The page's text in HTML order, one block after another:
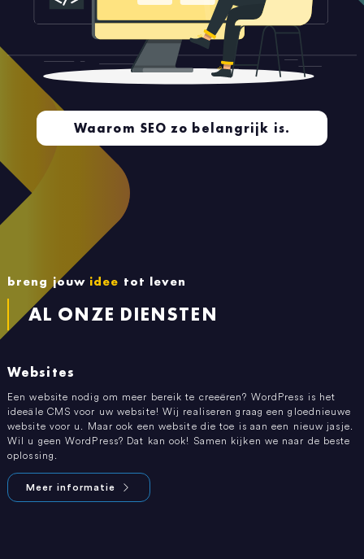
Waarom SEO zo belangrijk is.
breng jouw idee tot leven
AL ONZE DIENSTEN
Websites
Een website nodig om meer bereik te creeëren? WordPress is het
ideeäle CMS voor uw website! Wij realiseren graag een gloednieuwe
website voor u. Maar ook een website die toe is aan een nieuw jasje.
Wil u geen WordPress? Dat kan ook! Samen kijken we naar de beste
oplossing.
Meer informatie